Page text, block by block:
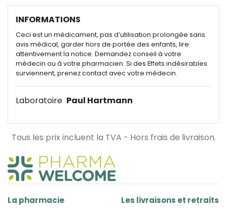
INFORMATIONS
Ceci est un médicament, pas d’utilisation prolongée sans
avis médical, garder hors de portée des enfants, lire
attentivement la notice. Demandez conseil à votre
médecin ou à votre pharmacien. Si des Effets indésirables
surviennent, prenez contact avec votre médecin.
Laboratoire Paul Hartmann
Tous les prix incluent la TVA - Hors frais de livraison.
La pharmacie Les livraisons et retraits